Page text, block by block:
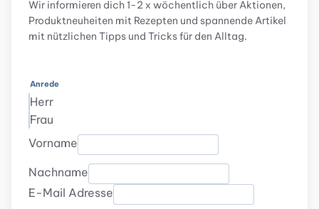
Wir informieren dich 1-2 x wöchentlich über Aktionen,
Produktneuheiten mit Rezepten und spannende Artikel
mit nützlichen Tipps und Tricks für den Alltag.
Anrede
Herr
Frau
Vorname
Nachname
E-Mail Adresse